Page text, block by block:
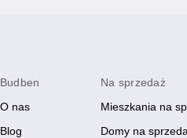
Budben
O nas
Blog
Na sprzedaż
Mieszkania na
Domy na